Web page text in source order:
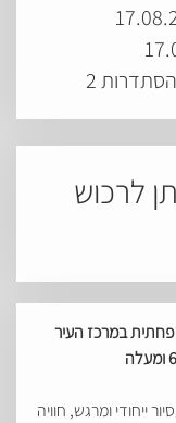
2
לרכוש
במרכז העיר
ומרגש, חוויה